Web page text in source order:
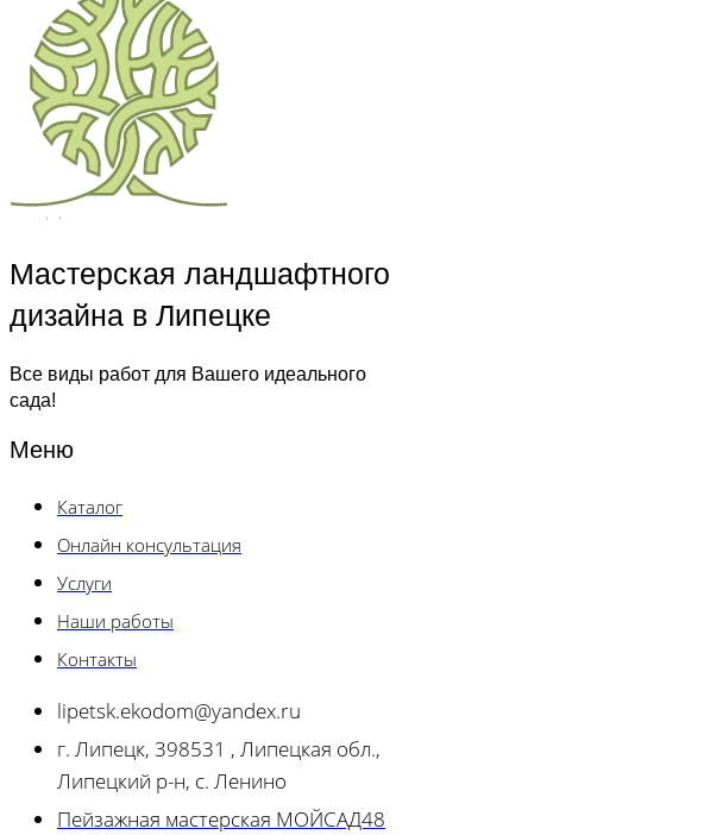
Мастерская ландшафтного
дизайна в Липецке
Все виды работ для Вашего идеального
сада!
Меню
Каталог
Онлайн консультация
Услуги
Наши работы
Контакты
lipetsk.ekodom@yandex.ru
г. Липецк, 398531 , Липецкая обл.,
Липецкий р-н, с. Ленино
Пейзажная мастерская МОЙСАД48